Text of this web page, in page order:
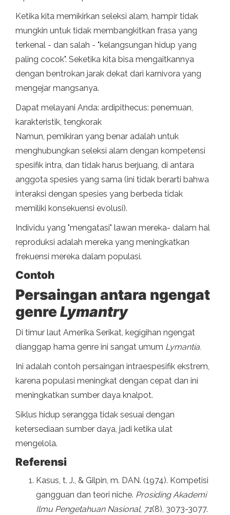
Ketika kita memikirkan seleksi alam, hampir tidak
mungkin untuk tidak membangkitkan frasa yang
terkenal - dan salah - "kelangsungan hidup yang
paling cocok". Seketika kita bisa mengaitkannya
dengan bentrokan jarak dekat dari karnivora yang
mengejar mangsanya.
Dapat melayani Anda: ardipithecus: penemuan,
karakteristik, tengkorak
Namun, pemikiran yang benar adalah untuk
menghubungkan seleksi alam dengan kompetensi
spesifik intra, dan tidak harus berjuang, di antara
anggota spesies yang sama (ini tidak berarti bahwa
interaksi dengan spesies yang berbeda tidak
memiliki konsekuensi evolusi).
Individu yang "mengatasi" lawan mereka- dalam hal
reproduksi adalah mereka yang meningkatkan
frekuensi mereka dalam populasi.
Contoh
Persaingan antara ngengat
genreLymantry
Di timur laut Amerika Serikat, kegigihan ngengat
dianggap hama genre ini sangat umum Lymantía.
Ini adalah contoh persaingan intraespesifik ekstrem,
karena populasi meningkat dengan cepat dan ini
meningkatkan sumber daya knalpot.
Siklus hidup serangga tidak sesuai dengan
ketersediaan sumber daya, jadi ketika ulat
mengelola.
Referensi
Kasus, t. J., & Gilpin, m. DAN. (1974). Kompetisi
gangguan dan teori niche. Prosiding Akademi
Ilmu Pengetahuan Nasional, 71(8), 3073-3077.